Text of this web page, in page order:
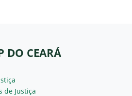
DO CEARÁ
de Justiça